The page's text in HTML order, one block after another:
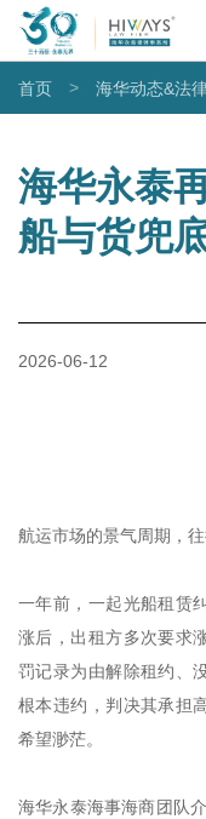
首页 > 海华动态&法
海华永泰
船与货兜
2026-06-12
航运市场的景气周期，
一年前，一起光船租赁
涨后，出租方多次要求
罚记录为由解除租约、
根本违约，判决其承担
希望渺茫。
海华永泰海事海商团队